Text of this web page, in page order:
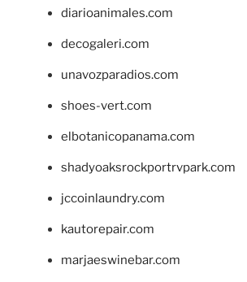
diarioanimales.com
decogaleri.com
unavozparadios.com
shoes-vert.com
elbotanicopanama.com
shadyoaksrockportrvpark.com
jccoinlaundry.com
kautorepair.com
marjaeswinebar.com